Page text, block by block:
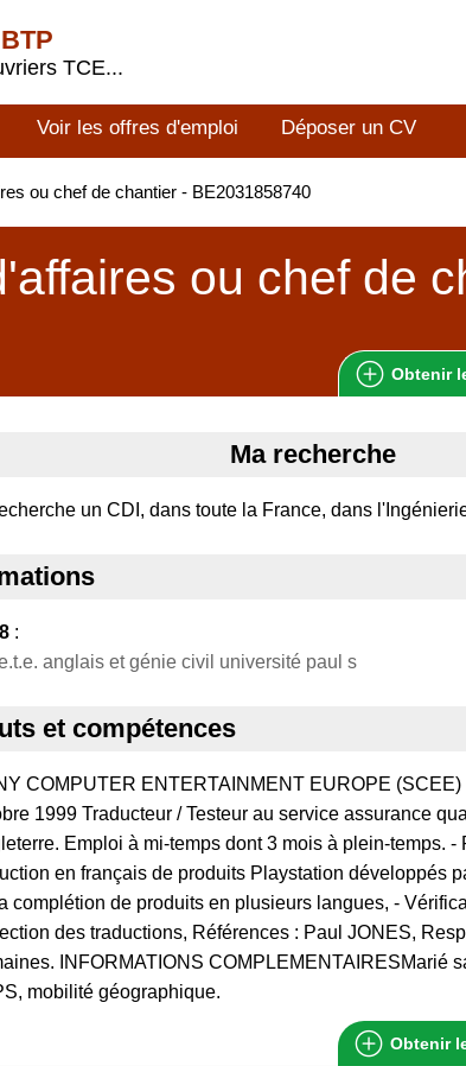
TCE...
Voir les offres d'emploi Déposer un CV
ou chef de chantier - BE2031858740
ou chef de
Obtenir
Ma recherche
un CDI, dans toute la France, dans
:
anglais et génie civil université paul s
et compétences
COMPUTER ENTERTAINMENT EUROPE (SCEE)
1999 Traducteur / Testeur au service assurance
Emploi à mi-temps dont 3 mois à plein-temps. -
en français de produits Playstation développés
complétion de produits en plusieurs langues, -
des traductions, Références : Paul JONES,
INFORMATIONS COMPLEMENTAIRESMarié
mobilité géographique.
Obtenir